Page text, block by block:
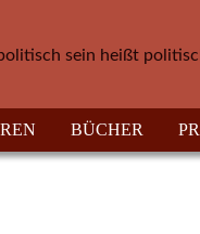
sein heißt
BÜCHER